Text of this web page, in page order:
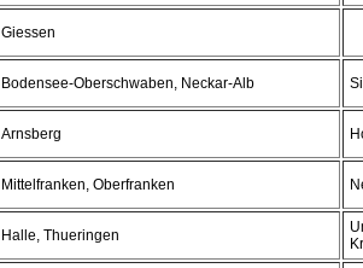
Giessen
Bodensee-Oberschwaben, Neckar-Alb
Arnsberg
Mittelfranken, Oberfranken
Halle, Thueringen